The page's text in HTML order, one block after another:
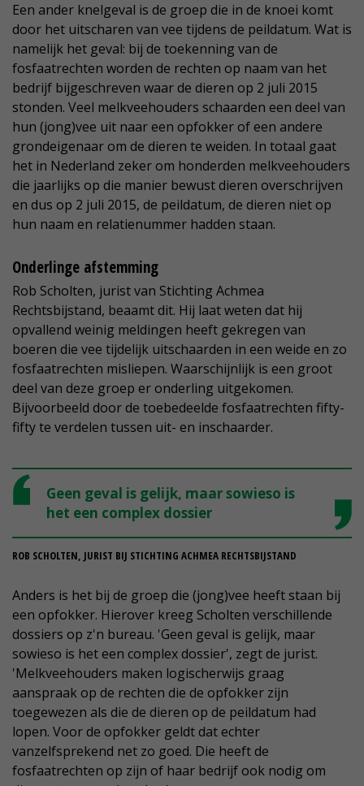
Een ander knelgeval is de groep die in de knoei komt
door het uitscharen van vee tijdens de peildatum. Wat is
namelijk het geval: bij de toekenning van de
fosfaatrechten worden de rechten op naam van het
bedrijf bijgeschreven waar de dieren op 2 juli 2015
stonden. Veel melkveehouders schaarden een deel van
hun (jong)vee uit naar een opfokker of een andere
grondeigenaar om de dieren te weiden. In totaal gaat
het in Nederland zeker om honderden melkveehouders
die jaarlijks op die manier bewust dieren overschrijven
en dus op 2 juli 2015, de peildatum, de dieren niet op
hun naam en relatienummer hadden staan.
Onderlinge afstemming
Rob Scholten, jurist van Stichting Achmea
Rechtsbijstand, beaamt dit. Hij laat weten dat hij
opvallend weinig meldingen heeft gekregen van
boeren die vee tijdelijk uitschaarden in een weide en zo
fosfaatrechten misliepen. Waarschijnlijk is een groot
deel van deze groep er onderling uitgekomen.
Bijvoorbeeld door de toebedeelde fosfaatrechten fifty-
fifty te verdelen tussen uit- en inschaarder.
Geen geval is gelijk, maar sowieso is
het een complex dossier
ROB SCHOLTEN, JURIST BIJ STICHTING ACHMEA RECHTSBIJSTAND
Anders is het bij de groep die (jong)vee heeft staan bij
een opfokker. Hierover kreeg Scholten verschillende
dossiers op z'n bureau. 'Geen geval is gelijk, maar
sowieso is het een complex dossier', zegt de jurist.
'Melkveehouders maken logischerwijs graag
aanspraak op de rechten die de opfokker zijn
toegewezen als die de dieren op de peildatum had
lopen. Voor de opfokker geldt dat echter
vanzelfsprekend net zo goed. Die heeft de
fosfaatrechten op zijn of haar bedrijf ook nodig om